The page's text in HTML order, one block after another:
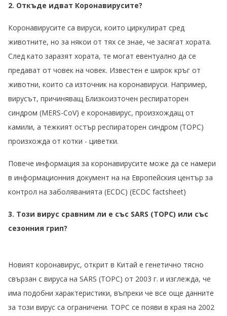
2. Откъде идват Коронавирусите?
Коронавирусите са вируси, които циркулират сред
животните, но за някои от тях се знае, че засягат хората.
След като заразят хората, те могат евентуално да се
предават от човек на човек. Известен е широк кръг от
животни, които са източник на коронавируси. Например,
вирусът, причиняващ Близкоизточен респираторен
синдром (MERS-CoV) е коронавирус, произхождащ от
камили, а тежкият остър респираторен синдром (ТОРС)
произхожда от котки - циветки.
Повече информация за коронавирусите може да се намери
в информационния документ на на Европейския център за
контрол на заболяванията (ECDC) (ECDC factsheet)
3. Този вирус сравним ли е със SARS (ТОРС) или със
сезонния грип?
Новият коронавирус, открит в Китай е генетично тясно
свързан с вируса на SARS (ТОРС) от 2003 г. и изглежда, че
има подобни характеристики, въпреки че все още данните
за този вирус са ограничени. ТОРС се появи в края на 2002